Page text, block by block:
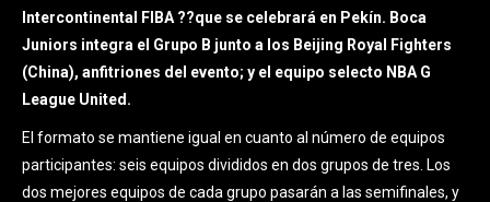
Intercontinental FIBA ??que se celebrará en Pekín. Boca
Juniors integra el Grupo B junto a los Beijing Royal Fighters
(China), anfitriones del evento; y el equipo selecto NBA G
League United.
El formato se mantiene igual en cuanto al número de equipos
participantes: seis equipos divididos en dos grupos de tres. Los
dos mejores equipos de cada grupo pasarán a las semifinales, y